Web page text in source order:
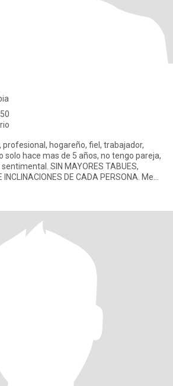
hogareño, fiel, trabajador,
SIN MAYORES TABUES,
INCLINACIONES DE CADA PERSONA. Me